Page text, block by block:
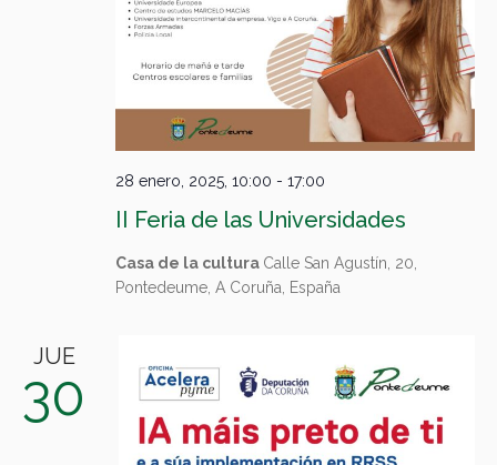
II Feria de las Universidades
28 enero, 2025, 10:00 - 17:00
Casa de la cultura Calle San Agustín, 20,
Pontedeume, A Coruña, España
JUE
30